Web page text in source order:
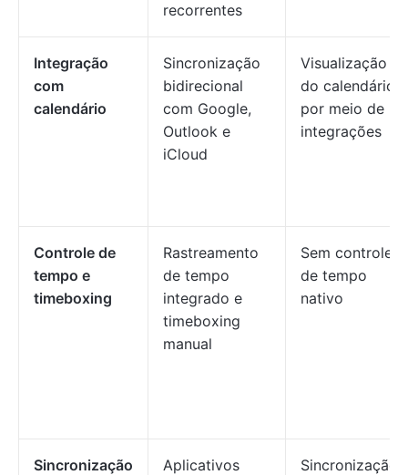
recorrentes
Integração
com
calendário
Sincronização
bidirecional
com Google,
Outlook e
iCloud
Visualização
do calendário
por meio de
integrações
Controle de
tempo e
timeboxing
Rastreamento
de tempo
integrado e
timeboxing
manual
Sem controle
de tempo
nativo
Sincronização
Aplicativos
Sincronização